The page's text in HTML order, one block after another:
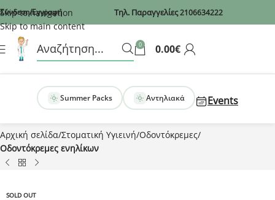
Recaptcha
Skip to navigation
Skip to main content
Σύνδεση/Εγγραφή Τηλ. Παραγγελίες2106634222
0 0.00€
Summer Packs Αντηλιακά Events
Αρχική σελίδα Στοματική Υγιεινή Οδοντόκρεμες
Οδοντόκρεμες ενηλίκων
SOLD OUT